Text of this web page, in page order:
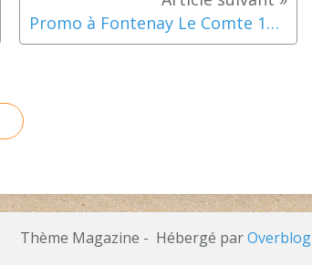
Promo à Fontenay Le Comte 1er Mai
Thème Magazine - Hébergé parOverblog